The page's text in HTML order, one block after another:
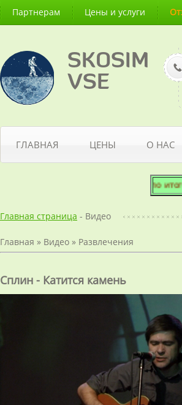
Партнерам Цены и услуги
SKOSIM
VSE
ГЛАВНАЯ ЦЕНЫ О НАС
Минимальный заказ по
Главная страница - Видео
Главная » Видео » Развлечения
Сплин - Катится камень